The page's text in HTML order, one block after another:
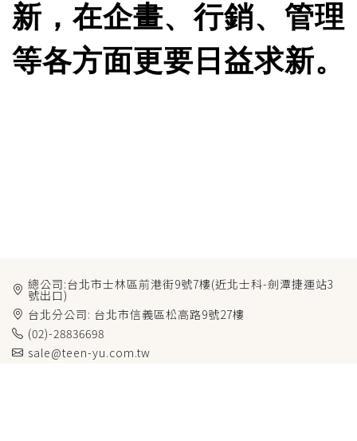
新，在企畫、行銷、管理
等各方面更要日益求新。
總公司:台北市士林區前港街9號7樓(近北士科-劍潭捷運站3
號出口)
台北分公司: 台北市信義區松高路9號27樓
(02)-28836698
sale@teen-yu.com.tw